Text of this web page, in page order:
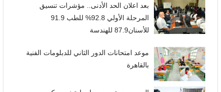
بعد اعلان الحد الأدنى.. مؤشرات تنسيق
المرحلة الأولي 92.8% للطب 91.9
للأسنان87.9 للهندسة
موعد امتحانات الدور الثاني للدبلومات الفنية
بالقاهرة